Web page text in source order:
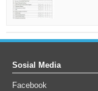
Sosial Media
Facebook